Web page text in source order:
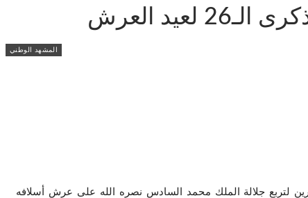
العرش
المشهد الوطني
بالذكرى السادسة والعشرين لتربع جلالة الملك محمد السادس نصره الله على عرش أسلافه